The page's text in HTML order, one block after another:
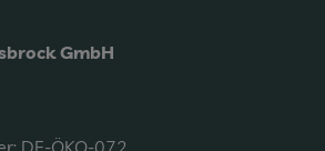
GmbH
DE-ÖKO-072